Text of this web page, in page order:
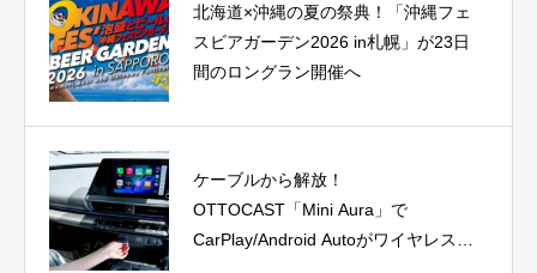
北海道×沖縄の夏の祭典！「沖縄フェ
スビアガーデン2026 in札幌」が23日
間のロングラン開催へ
ケーブルから解放！
OTTOCAST「Mini Aura」で
CarPlay/Android Autoがワイヤレス